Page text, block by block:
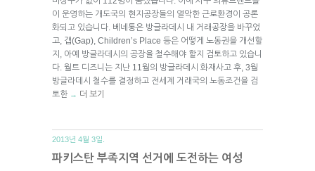
이 운영하는 개도국의 현지공장들의 열악한 근로환경이 공론
화되고 있습니다. 베네통은 방글라데시 내 거래공장을 바꾸었
고, 갭(Gap), Children’s Place 등은 어떻게 노동권을 개선할
지, 아예 방글라데시의 공장을 철수해야 할지 검토하고 있습니
다. 월트 디즈니는 지난 11월의 방글라데시 화재사고 후, 3월
방글라데시 철수를 결정하고 전세계 거래국의 노동조건을 검
토한 → 더 보기
2013년 4월 3일.
파키스탄 부족지역 선거에 도전하는 여성